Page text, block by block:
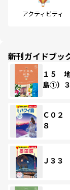
アクティビティ
新刊ガイドブッ
１５
島①）
Ｃ０２
８
Ｊ３３